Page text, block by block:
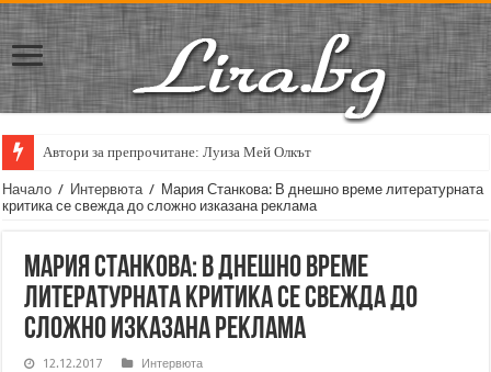
Автори за препрочитане: Луиза Мей Олкът
Кирил Кадийски: „Плачът на големия поет винаги е и сила, и
Начало / Интервюта / Мария Станкова: В днешно време литературната
критика се свежда до сложно изказана реклама
Мария Станкова: В днешно време
литературната критика се свежда до
сложно изказана реклама
12.12.2017 Интервюта